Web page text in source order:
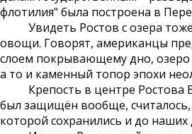
флотилия" была построена в
Увидеть Ростов с озера тоже
овощи. Говорят, американцы
слоем покрывающему дно, озеро
а то и каменный топор эпохи
Крепость в центре Ростова
был защищён вообще, считалось,
которой сохранились и до